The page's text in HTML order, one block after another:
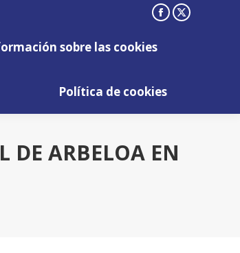
Facebook
new
X
sobre las cookies
Política de cookies
DE ARBELOA EN
sobre las cookies